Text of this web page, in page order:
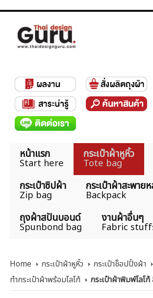
หน้าแรก
Start here
กระเป๋าผ้าหูหิ้ว
Tote bag
กระเป๋าซิปผ้า
Zip bag
กระเป๋าผ้าสะพาย
Backpack
ถุงผ้าสปันบอนด์
Spunbond bag
งานผ้าอื่นๆ
Fabric
Home กระเป๋าผ้าหูหิ้ว
กระเป๋าช็อปปิ้งผ้า
ทำกระเป๋าผ้าพร้อมโลโก้
กระเป๋าผ้าพิมพ์โลโก้